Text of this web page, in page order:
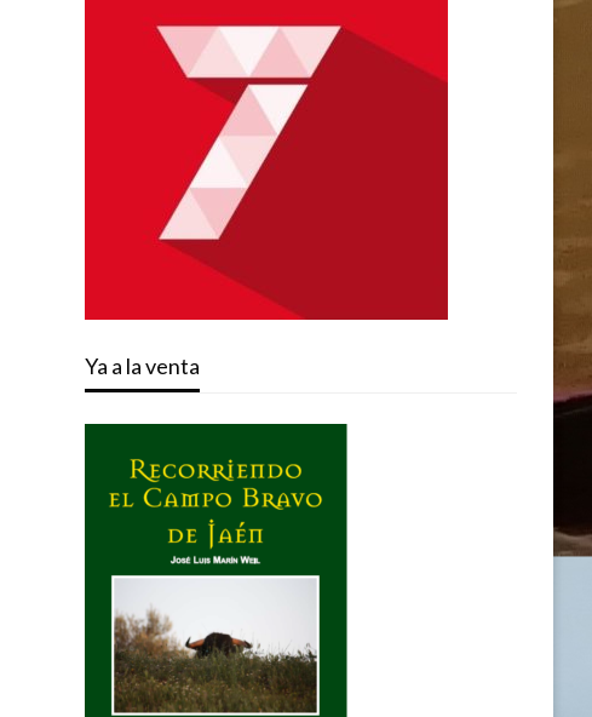
Ya a la venta